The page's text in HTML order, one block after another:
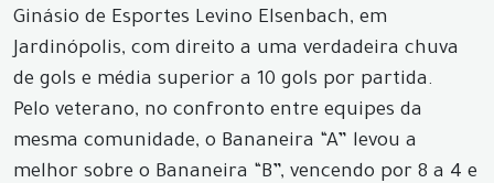
Ginásio de Esportes Levino Elsenbach, em
Jardinópolis, com direito a uma verdadeira chuva
de gols e média superior a 10 gols por partida.
Pelo veterano, no confronto entre equipes da
mesma comunidade, o Bananeira “A” levou a
melhor sobre o Bananeira “B”, vencendo por 8 a 4 e